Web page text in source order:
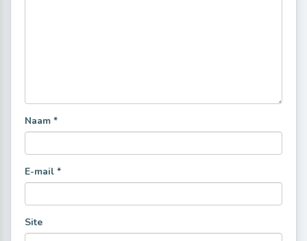
Naam *
E-mail *
Site